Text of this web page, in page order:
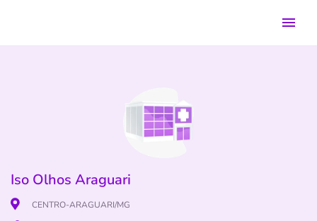
Iso Olhos Araguari
CENTRO-ARAGUARI/MG